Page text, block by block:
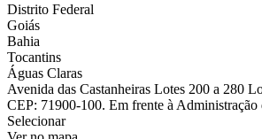
Distrito Federal
Goiás
Bahia
Tocantins
Águas Claras
Avenida das Castanheiras Lotes 200 a 280
CEP: 71900-100. Em frente à Administração
Selecionar